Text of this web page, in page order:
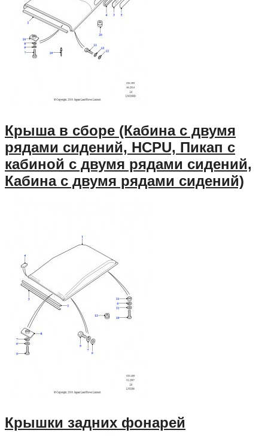
Крыша в сборе (Кабина с двумя
рядами сидений, HCPU, Пикап с
кабиной с двумя рядами сидений,
Кабина с двумя рядами сидений)
Крышки задних фонарей